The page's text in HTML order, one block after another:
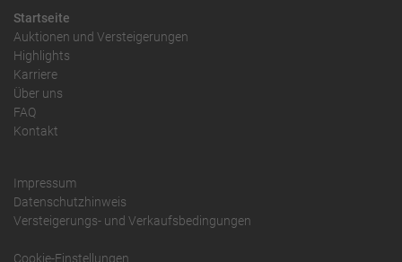
Startseite
Auktionen und Versteigerungen
Highlights
Karriere
Über uns
FAQ
Kontakt
Impressum
Datenschutzhinweis
Versteigerungs- und Verkaufsbedingungen
Cookie-Einstellungen